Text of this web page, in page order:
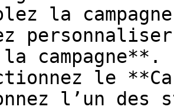
la
campagne**.
le
l’un des